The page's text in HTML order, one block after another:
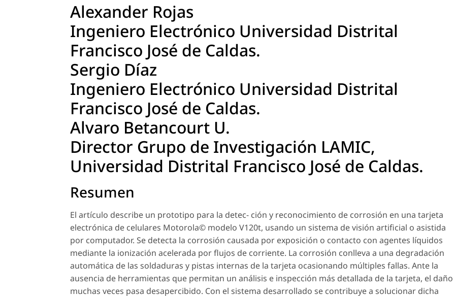
Alexander Rojas
Ingeniero Electrónico Universidad Distrital
Francisco José de Caldas.
Sergio Díaz
Ingeniero Electrónico Universidad Distrital
Francisco José de Caldas.
Alvaro Betancourt U.
Director Grupo de Investigación LAMIC,
Universidad Distrital Francisco José de Caldas.
Resumen
El artículo describe un prototipo para la detec- ción y reconocimiento de corrosión en una tarjeta
electrónica de celulares Motorola© modelo V120t, usando un sistema de visión artificial o asistida
por computador. Se detecta la corrosión causada por exposición o contacto con agentes líquidos
mediante la ionización acelerada por flujos de corriente. La corrosión conlleva a una degradación
automática de las soldaduras y pistas internas de la tarjeta ocasionando múltiples fallas. Ante la
ausencia de herramientas que permitan un análisis e inspección más detallada de la tarjeta, el daño
muchas veces pasa desapercibido. Con el sistema desarrollado se contribuye a solucionar dicha